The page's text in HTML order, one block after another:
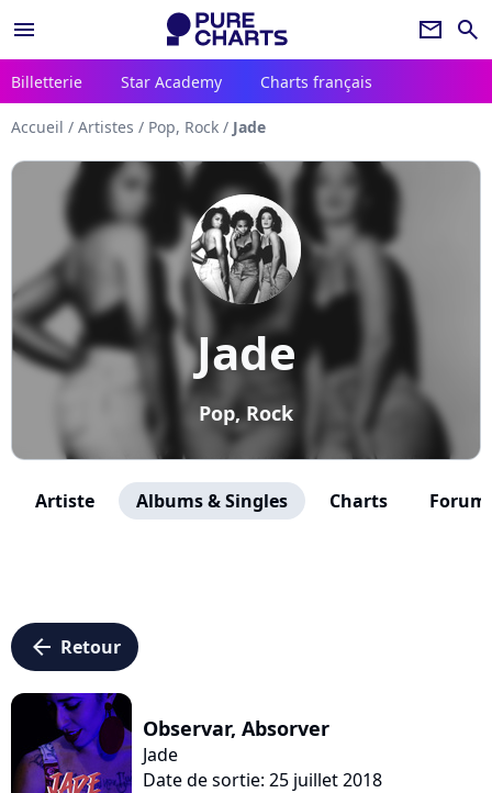
menu newsletter search
Billetterie Star Academy Charts français
Accueil / Artistes / Pop, Rock / Jade
Jade
Pop, Rock
Artiste Albums & Singles Charts
arrow_left Retour
Observar, Absorver
Jade
Date de sortie: 25 juillet 2018